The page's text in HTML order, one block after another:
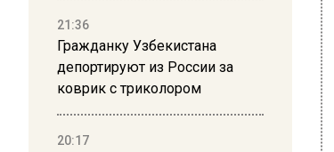
21:36
Гражданку Узбекистана
депортируют из России за
коврик с триколором
20:17